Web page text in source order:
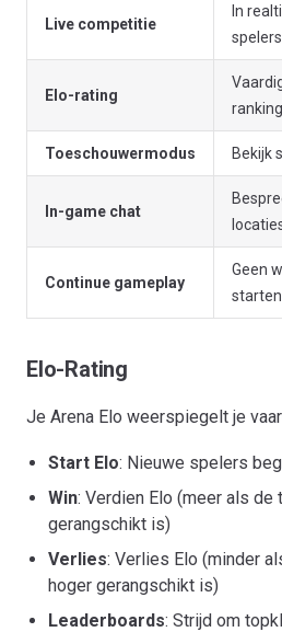
Live competitie
In
spelers
Elo-rating
Toeschouwermodus Bekijk
In-game chat
Continue gameplay
Geen
Elo-Rating
Je Arena Elo weerspiegelt je
Start Elo: Nieuwe spelers
Win: Verdien Elo (meer als de
gerangschikt is)
Verlies: Verlies Elo (minder
hoger gerangschikt is)
Leaderboards: Strijd om